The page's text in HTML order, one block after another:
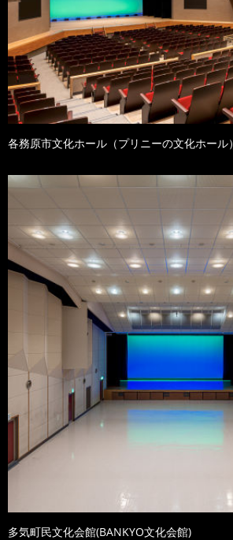
各務原市文化ホール（プリニーの文化ホール）
多気町民文化会館(BANKYO文化会館)